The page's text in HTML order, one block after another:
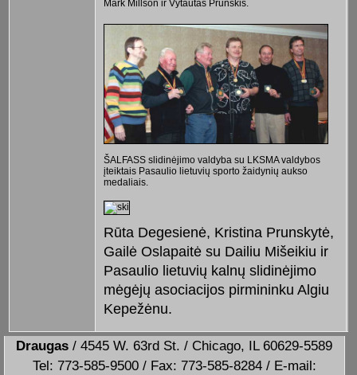
Mark Millson ir Vytautas Prunskis.
ŠALFASS slidinėjimo valdyba su LKSMA valdybos
įteiktais Pasaulio lietuvių sporto žaidynių aukso
medaliais.
Rūta Degesienė, Kristina Prunskytė,
Gailė Oslapaitė su Dailiu Mišeikiu ir
Pasaulio lietuvių kalnų slidinėjimo
mėgėjų asociacijos pirmininku Algiu
Kepežėnu.
Draugas / 4545 W. 63rd St. / Chicago, IL 60629-5589
Tel: 773-585-9500 / Fax: 773-585-8284 / E-mail: